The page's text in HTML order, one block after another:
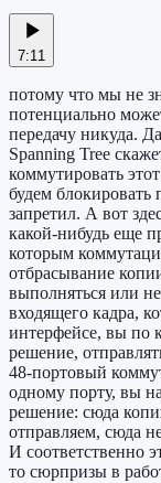
7:11
потому что мы не
потенциально
передачу никуда.
Spanning Tree
коммутировать
будем блокировать
запретил. А вот
какой-нибудь еще
которым
отбрасывание
выполняться или
входящего кадра,
интерфейсе, вы по
решение,
48-портовый
одному порту, вы
решение: сюда
отправляем, сюда
И соответственно
то сюрпризы в